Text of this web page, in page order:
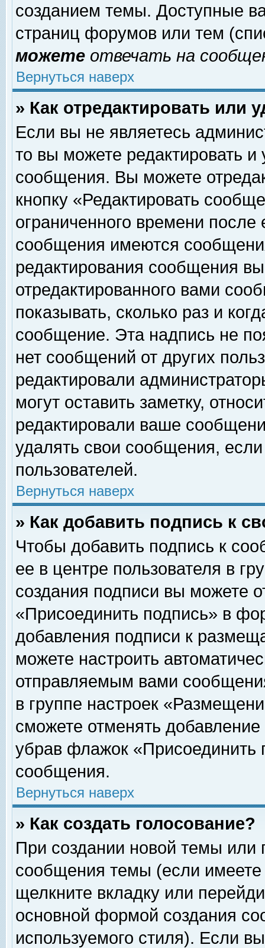
созданием темы. Доступные
страниц форумов или тем
можете отвечать на
Вернуться наверх
» Как отредактировать или
Если вы не являетесь
то вы можете редактировать и
сообщения. Вы можете
кнопку «Редактировать
ограниченного времени
сообщения имеются
редактирования сообщения
отредактированного вами
показывать, сколько раз и
сообщение. Эта надпись не
нет сообщений от других
редактировали
могут оставить заметку,
редактировали ваше
удалять свои сообщения,
пользователей.
Вернуться наверх
» Как добавить подпись к
Чтобы добавить подпись к
ее в центре пользователя в
создания подписи вы можете
«Присоединить подпись» в
добавления подписи к
можете настроить
отправляемым вами
в группе настроек
сможете отменять
убрав флажок «Присоединить
сообщения.
Вернуться наверх
» Как создать голосование?
При создании новой темы или
сообщения темы (если
щелкните вкладку или
основной формой создания
используемого стиля). Если